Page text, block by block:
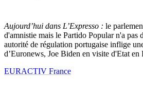
Aujourd’hui dans L’Expresso : le
d'amnistie mais le Partido Popular n'a pas
autorité de régulation portugaise inflige
d’Euronews, Joe Biden en visite d'Etat en
EURACTIV France